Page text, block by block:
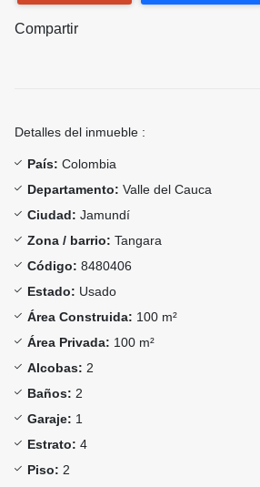
Compartir
Detalles del inmueble :
País: Colombia
Departamento: Valle del Cauca
Ciudad: Jamundí
Zona / barrio: Tangara
Código: 8480406
Estado: Usado
Área Construida: 100 m²
Área Privada: 100 m²
Alcobas: 2
Baños: 2
Garaje: 1
Estrato: 4
Piso: 2